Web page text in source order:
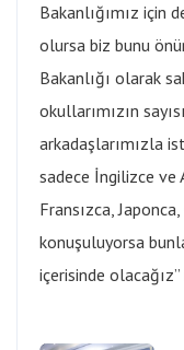
Bakanlığımız için
olursa biz bunu
Bakanlığı olarak
okullarımızın
arkadaşlarımızla
sadece İngilizce ve
Fransızca,
konuşuluyorsa
içerisinde